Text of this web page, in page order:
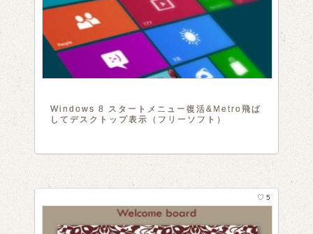
Windows 8 スタートメニュー復活&Metro飛ば
してデスクトップ表示（フリーソフト）
♡ 5